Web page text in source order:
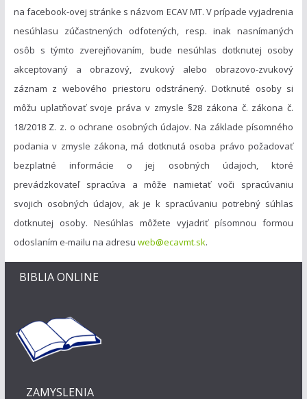
na facebook-ovej stránke s názvom ECAV MT. V prípade vyjadrenia
nesúhlasu zúčastnených odfotených, resp. inak nasnímaných
osôb s týmto zverejňovaním, bude nesúhlas dotknutej osoby
akceptovaný a obrazový, zvukový alebo obrazovo-zvukový
záznam z webového priestoru odstránený. Dotknuté osoby si
môžu uplatňovať svoje práva v zmysle §28 zákona č. zákona č.
18/2018 Z. z. o ochrane osobných údajov. Na základe písomného
podania v zmysle zákona, má dotknutá osoba právo požadovať
bezplatné informácie o jej osobných údajoch, ktoré
prevádzkovateľ spracúva a môže namietať voči spracúvaniu
svojich osobných údajov, ak je k spracúvaniu potrebný súhlas
dotknutej osoby. Nesúhlas môžete vyjadriť písomnou formou
odoslaním e-mailu na adresu web@ecavmt.sk.
BIBLIA ONLINE
ZAMYSLENIA